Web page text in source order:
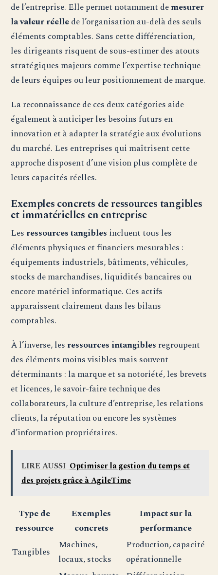
de l’entreprise. Elle permet notamment demesurer
la valeur réellede l’organisation au-delà des seuls
éléments comptables. Sans cette différenciation,
les dirigeants risquent de sous-estimer des atouts
stratégiques majeurs comme l’expertise technique
de leurs équipes ou leur positionnement de marque.
La reconnaissance de ces deux catégories aide
également à anticiper les besoins futurs en
innovation et à adapter la stratégie aux évolutions
du marché. Les entreprises qui maîtrisent cette
approche disposent d’une vision plus complète de
leurs capacités réelles.
Exemples concrets de ressources tangibles
et immatérielles en entreprise
Les ressources tangibles incluent tous les
éléments physiques et financiers mesurables :
équipements industriels, bâtiments, véhicules,
stocks de marchandises, liquidités bancaires ou
encore matériel informatique. Ces actifs
apparaissent clairement dans les bilans
comptables.
À l’inverse, les ressources intangibles regroupent
des éléments moins visibles mais souvent
déterminants : la marque et sa notoriété, les brevets
et licences, le savoir-faire technique des
collaborateurs, la culture d’entreprise, les relations
clients, la réputation ou encore les systèmes
d’information propriétaires.
LIRE AUSSI Optimiser la gestion du temps et
des projets grâce à AgileTime
Type de
ressource
Exemples
concrets
Impact sur la
performance
Tangibles
Machines,
locaux, stocks
Production, capacité
opérationnelle